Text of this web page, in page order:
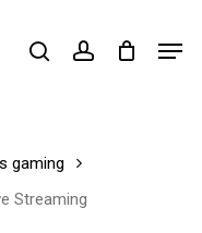
searchaccount
gaming
Streaming